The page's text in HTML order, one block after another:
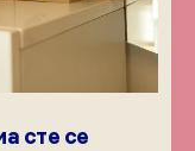
сте се